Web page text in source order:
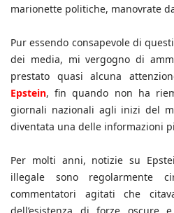
marionette politiche, manovrate
Pur essendo consapevole di
dei media, mi vergogno di
prestato quasi alcuna
Epstein, fin quando non ha
giornali nazionali agli inizi del
diventata una delle informazioni
Per molti anni, notizie su
illegale sono regolarmente
commentatori agitati che